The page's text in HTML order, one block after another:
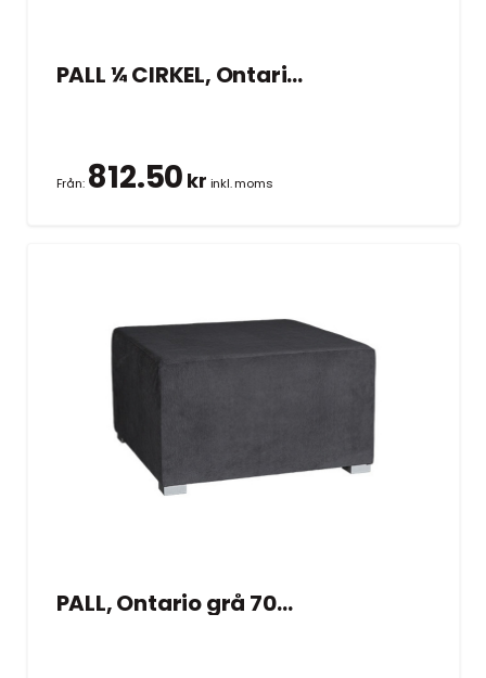
PALL ¼ CIRKEL, Ontario grå 70×70 cm
Från: 812.50 kr inkl. moms
PALL, Ontario grå 70×70 cm